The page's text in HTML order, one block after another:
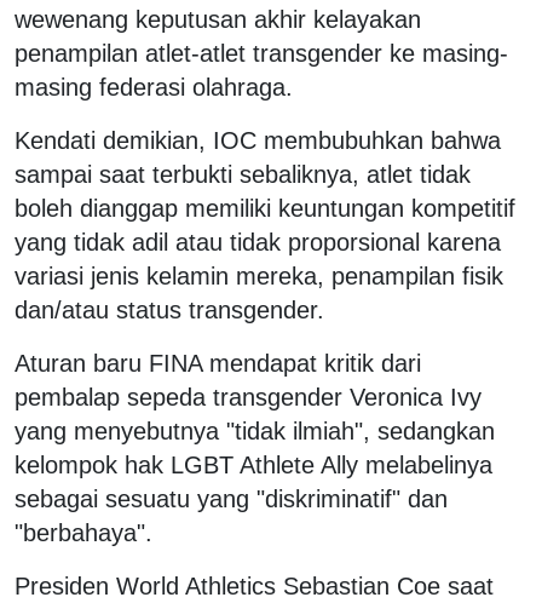
wewenang keputusan akhir kelayakan
penampilan atlet-atlet transgender ke masing-
masing federasi olahraga.
Kendati demikian, IOC membubuhkan bahwa
sampai saat terbukti sebaliknya, atlet tidak
boleh dianggap memiliki keuntungan kompetitif
yang tidak adil atau tidak proporsional karena
variasi jenis kelamin mereka, penampilan fisik
dan/atau status transgender.
Aturan baru FINA mendapat kritik dari
pembalap sepeda transgender Veronica Ivy
yang menyebutnya "tidak ilmiah", sedangkan
kelompok hak LGBT Athlete Ally melabelinya
sebagai sesuatu yang "diskriminatif" dan
"berbahaya".
Presiden World Athletics Sebastian Coe saat